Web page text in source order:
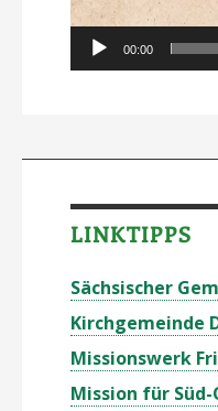
00:00
LINKTIPPS
Sächsischer
Kirchgemeinde
Missionswerk
Mission für Süd-